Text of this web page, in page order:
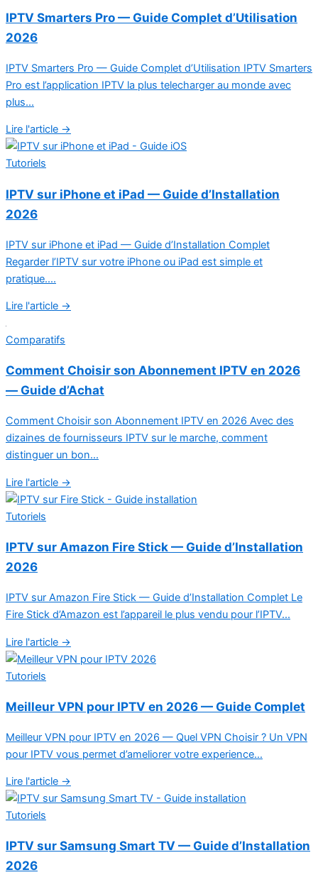
IPTV Smarters Pro — Guide Complet d’Utilisation
2026
IPTV Smarters Pro — Guide Complet d’Utilisation IPTV Smarters
Pro est l’application IPTV la plus telecharger au monde avec
plus...
Lire l'article →
Tutoriels
IPTV sur iPhone et iPad — Guide d’Installation
2026
IPTV sur iPhone et iPad — Guide d’Installation Complet
Regarder l’IPTV sur votre iPhone ou iPad est simple et
pratique....
Lire l'article →
Comparatifs
Comment Choisir son Abonnement IPTV en 2026
— Guide d’Achat
Comment Choisir son Abonnement IPTV en 2026 Avec des
dizaines de fournisseurs IPTV sur le marche, comment
distinguer un bon...
Lire l'article →
Tutoriels
IPTV sur Amazon Fire Stick — Guide d’Installation
2026
IPTV sur Amazon Fire Stick — Guide d’Installation Complet Le
Fire Stick d’Amazon est l’appareil le plus vendu pour l’IPTV...
Lire l'article →
Tutoriels
Meilleur VPN pour IPTV en 2026 — Guide Complet
Meilleur VPN pour IPTV en 2026 — Quel VPN Choisir ? Un VPN
pour IPTV vous permet d’ameliorer votre experience...
Lire l'article →
Tutoriels
IPTV sur Samsung Smart TV — Guide d’Installation
2026